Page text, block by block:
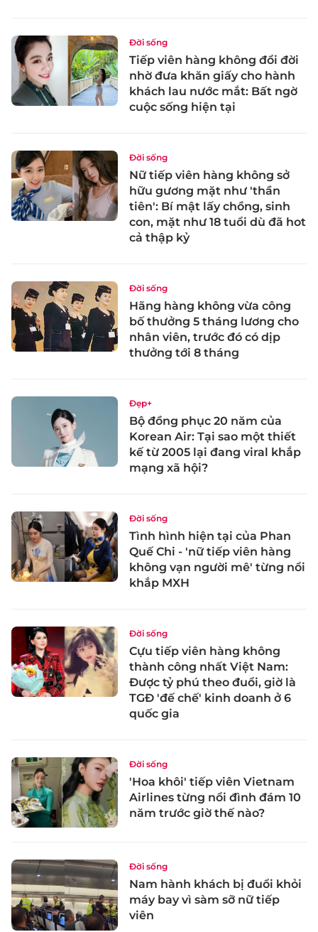
Đời sống
Tiếp viên hàng không đổi đời
nhờ đưa khăn giấy cho hành
khách lau nước mắt: Bất ngờ
cuộc sống hiện tại
Đời sống
Nữ tiếp viên hàng không sở
hữu gương mặt như 'thần
tiên': Bí mật lấy chồng, sinh
con, mặt như 18 tuổi dù đã hot
cả thập kỷ
Đời sống
Hãng hàng không vừa công
bố thưởng 5 tháng lương cho
nhân viên, trước đó có dịp
thưởng tới 8 tháng
Đẹp+
Bộ đồng phục 20 năm của
Korean Air: Tại sao một thiết
kế từ 2005 lại đang viral khắp
mạng xã hội?
Đời sống
Tình hình hiện tại của Phan
Quế Chi - 'nữ tiếp viên hàng
không vạn người mê' từng nổi
khắp MXH
Đời sống
Cựu tiếp viên hàng không
thành công nhất Việt Nam:
Được tỷ phú theo đuổi, giờ là
TGĐ 'đế chế' kinh doanh ở 6
quốc gia
Đời sống
'Hoa khôi' tiếp viên Vietnam
Airlines từng nổi đình đám 10
năm trước giờ thế nào?
Đời sống
Nam hành khách bị đuổi khỏi
máy bay vì sàm sỡ nữ tiếp
viên